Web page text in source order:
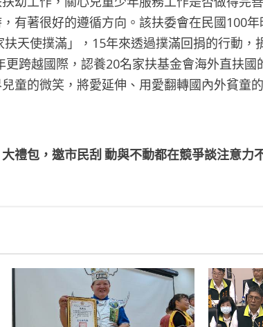
有著很好的遵循方向。該扶委會在民國100
天使撲滿」，15年來透過撲滿回捐的行動，
跨越國際，認養20名家扶基金會海外直扶國
童的微笑，將愛延伸、用愛翻轉國內外貧童
禮包，邀市民刮動與不動都在競爭談注意力